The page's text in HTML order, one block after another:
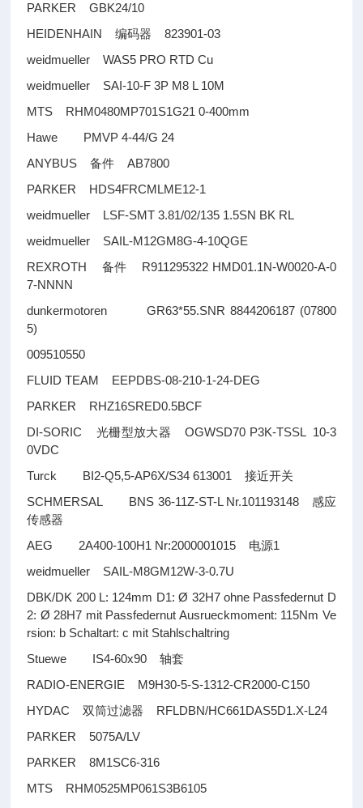
PARKER GBK24/10
HEIDENHAIN编码器
823901-03
weidmueller WAS5 PRO RTD Cu
weidmueller SAI-10-F 3P M8 L 10M
MTS RHM0480MP701S1G21 0-400mm
Hawe PMVP 4-44/G 24
ANYBUS备件 AB7800
PARKER HDS4FRCMLME12-1
weidmueller LSF-SMT 3.81/02/135 1.5SN BK RL
weidmueller SAIL-M12GM8G-4-10QGE
REXROTH 备件 R911295322 HMD01.1N-W0020-A-0
7-NNNN
dunkermotoren GR63*55.SNR 8844206187 (07800
5)
009510550
FLUID TEAM EEPDBS-08-210-1-24-DEG
PARKER RHZ16SRED0.5BCF
DI-SORIC 光栅型放大器 OGWSD70 P3K-TSSL 10-3
0VDC
Turck BI2-Q5,5-AP6X/S34 613001接近开关
SCHMERSAL BNS 36-11Z-ST-L Nr.101193148 感应
传感器
AEG 2A400-100H1 Nr:2000001015 电源1
weidmueller SAIL-M8GM12W-3-0.7U
DBK/DK 200 L: 124mm D1: Ø 32H7 ohne Passfedernut D
2: Ø 28H7 mit Passfedernut Ausrueckmoment: 115Nm Ve
rsion: b Schaltart: c mit Stahlschaltring
Stuewe IS4-60x90轴套
RADIO-ENERGIE M9H30-5-S-1312-CR2000-C150
HYDAC双筒过滤器
RFLDBN/HC661DAS5D1.X-L24
PARKER 5075A/LV
PARKER 8M1SC6-316
MTS RHM0525MP061S3B6105